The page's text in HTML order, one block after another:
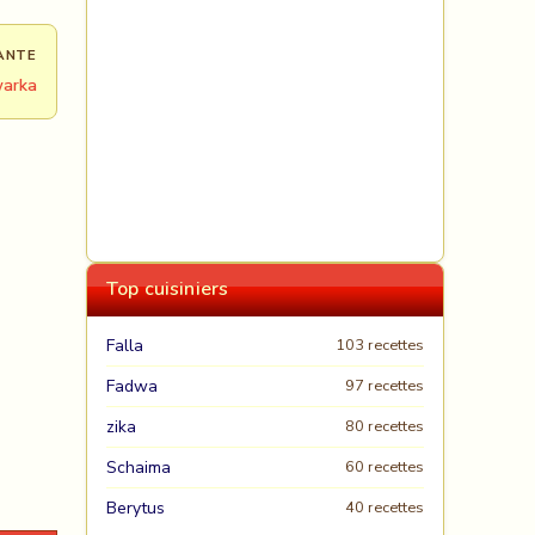
Top cuisiniers
Falla 103 recettes
Fadwa 97 recettes
zika 80 recettes
Schaima 60 recettes
Berytus
40 recettes